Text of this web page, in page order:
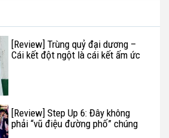
[Review] Trùng quỷ đại dương –
Cái kết đột ngột là cái kết ấm ức
[Review] Step Up 6: Đây không
phải “vũ điệu đường phố” chúng